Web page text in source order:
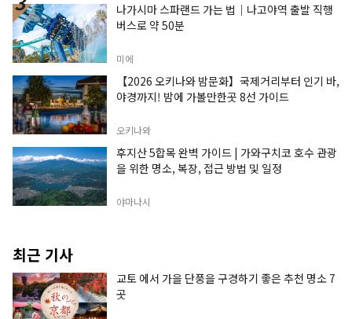
나가시마 스파랜드 가는 법｜나고야역 출발 직행
버스로 약 50분
미에
【2026 오키나와 밤문화】국제거리부터 인기 바,
야경까지! 밤에 가볼만한곳 8선 가이드
오키나와
후지산 5합목 완벽 가이드 | 가와구치코 호수 관광
을 위한 명소, 복장, 접근 방법 및 일정
야마나시
최근 기사
교토 에서 가을 단풍을 구경하기 좋은 추천 명소 7
곳